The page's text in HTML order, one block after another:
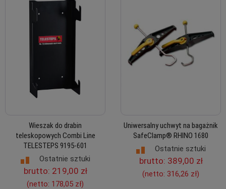
Wieszak do drabin
teleskopowych Combi Line
TELESTEPS 9195-601
Ostatnie sztuki
brutto: 219,00 zł
(netto: 178,05 zł)
Uniwersalny uchwyt na bagażnik
SafeClamp® RHINO 1680
Ostatnie sztuki
brutto: 389,00 zł
(netto: 316,26 zł)